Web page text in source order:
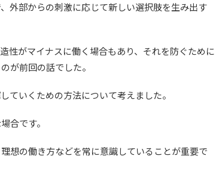
外部からの刺激に応じて新しい選択肢を生み出す
性がマイナスに働く場合もあり、それを防ぐために
が前回の話でした。
ていくための方法について考えました。
合です。
想の働き方などを常に意識していることが重要で